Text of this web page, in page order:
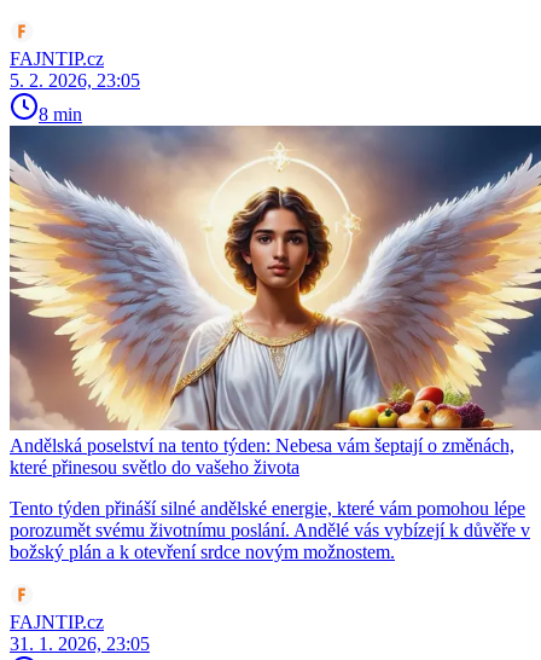
FAJNTIP.cz
5. 2. 2026, 23:05
8 min
Andělská poselství na tento týden: Nebesa vám šeptají o změnách,
které přinesou světlo do vašeho života
Tento týden přináší silné andělské energie, které vám pomohou lépe
porozumět svému životnímu poslání. Andělé vás vybízejí k důvěře v
božský plán a k otevření srdce novým možnostem.
FAJNTIP.cz
31. 1. 2026, 23:05